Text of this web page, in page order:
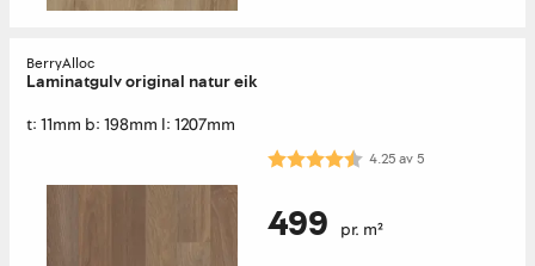
BerryAlloc
Laminatgulv original natur eik
t: 11mm b: 198mm l: 1207mm
Karakter: 4.3 av 5 mulige
4.25av5
499 pr. m²